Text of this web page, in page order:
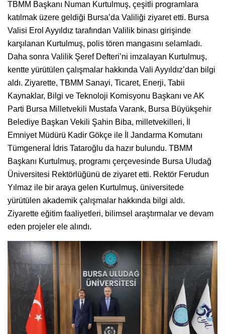
TBMM Başkanı Numan Kurtulmuş, çeşitli programlara
katılmak üzere geldiği Bursa’da Valiliği ziyaret etti. Bursa
Valisi Erol Ayyıldız tarafından Valilik binası girişinde
karşılanan Kurtulmuş, polis tören mangasını selamladı.
Daha sonra Valilik Şeref Defteri’ni imzalayan Kurtulmuş,
kentte yürütülen çalışmalar hakkında Vali Ayyıldız’dan bilgi
aldı. Ziyarette, TBMM Sanayi, Ticaret, Enerji, Tabii
Kaynaklar, Bilgi ve Teknoloji Komisyonu Başkanı ve AK
Parti Bursa Milletvekili Mustafa Varank, Bursa Büyükşehir
Belediye Başkan Vekili Şahin Biba, milletvekilleri, İl
Emniyet Müdürü Kadir Gökçe ile İl Jandarma Komutanı
Tümgeneral İdris Tataroğlu da hazır bulundu. TBMM
Başkanı Kurtulmuş, programı çerçevesinde Bursa Uludağ
Üniversitesi Rektörlüğünü de ziyaret etti. Rektör Ferudun
Yılmaz ile bir araya gelen Kurtulmuş, üniversitede
yürütülen akademik çalışmalar hakkında bilgi aldı.
Ziyarette eğitim faaliyetleri, bilimsel araştırmalar ve devam
eden projeler ele alındı.